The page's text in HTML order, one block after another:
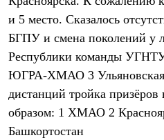
Куртки
Брюки
Рубашки
Футболки
Брюки
Термобелье
Теплое термобелье
Среднее термобелье
Легкое термобелье
и 5 место. Сказалось
БГПУ и смена поколений у
Республики команды
ЮГРА-ХМАО 3 Ульяновская
дистанций тройка
образом: 1 ХМАО 2
Башкортостан